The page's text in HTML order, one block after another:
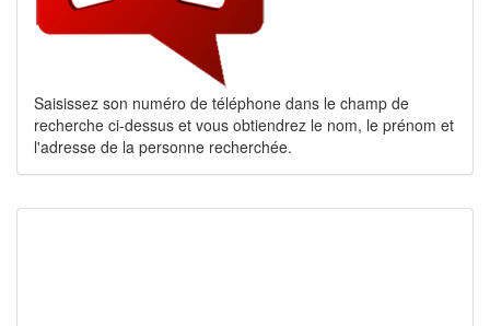
Saisissez son numéro de téléphone dans le champ de
recherche ci-dessus et vous obtiendrez le nom, le prénom et
l'adresse de la personne recherchée.